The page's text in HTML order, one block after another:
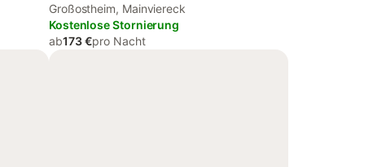
Großostheim, Mainviereck
Kostenlose Stornierung
ab173 €pro Nacht